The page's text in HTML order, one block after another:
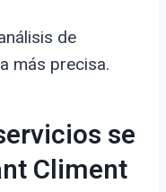
de
más precisa.
se
Climent